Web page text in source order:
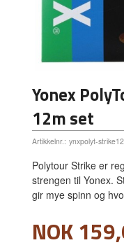
Yonex
12m set
Artikkelnr.: ynxpolyt-
Polytour Strike er
strengen til Yonex.
gir mye spinn og
Pris
NOK